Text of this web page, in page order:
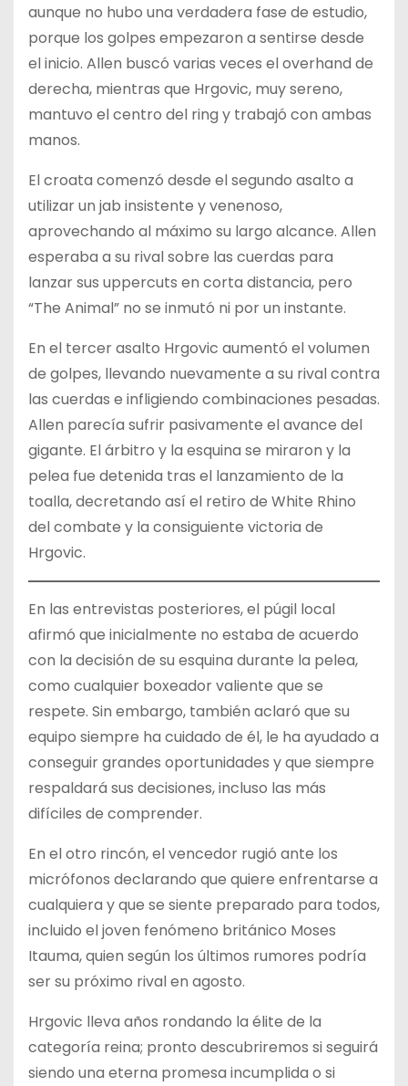
aunque no hubo una verdadera fase de estudio,
porque los golpes empezaron a sentirse desde
el inicio. Allen buscó varias veces el overhand de
derecha, mientras que Hrgovic, muy sereno,
mantuvo el centro del ring y trabajó con ambas
manos.
El croata comenzó desde el segundo asalto a
utilizar un jab insistente y venenoso,
aprovechando al máximo su largo alcance. Allen
esperaba a su rival sobre las cuerdas para
lanzar sus uppercuts en corta distancia, pero
“The Animal” no se inmutó ni por un instante.
En el tercer asalto Hrgovic aumentó el volumen
de golpes, llevando nuevamente a su rival contra
las cuerdas e infligiendo combinaciones pesadas.
Allen parecía sufrir pasivamente el avance del
gigante. El árbitro y la esquina se miraron y la
pelea fue detenida tras el lanzamiento de la
toalla, decretando así el retiro de White Rhino
del combate y la consiguiente victoria de
Hrgovic.
En las entrevistas posteriores, el púgil local
afirmó que inicialmente no estaba de acuerdo
con la decisión de su esquina durante la pelea,
como cualquier boxeador valiente que se
respete. Sin embargo, también aclaró que su
equipo siempre ha cuidado de él, le ha ayudado a
conseguir grandes oportunidades y que siempre
respaldará sus decisiones, incluso las más
difíciles de comprender.
En el otro rincón, el vencedor rugió ante los
micrófonos declarando que quiere enfrentarse a
cualquiera y que se siente preparado para todos,
incluido el joven fenómeno británico Moses
Itauma, quien según los últimos rumores podría
ser su próximo rival en agosto.
Hrgovic lleva años rondando la élite de la
categoría reina; pronto descubriremos si seguirá
siendo una eterna promesa incumplida o si